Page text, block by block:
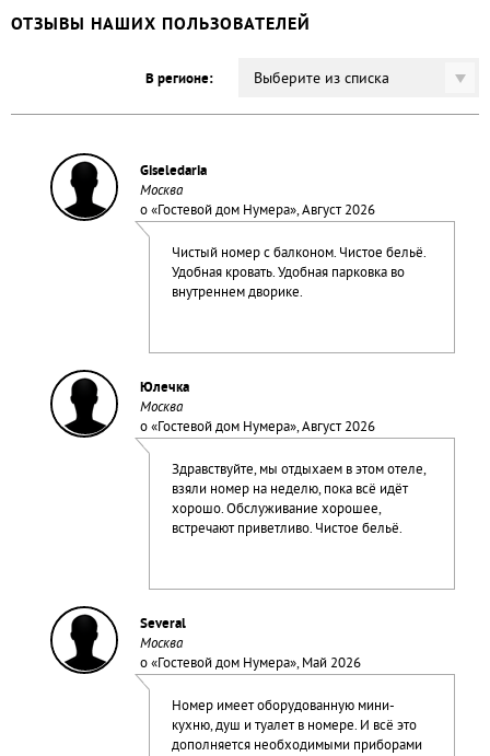
ОТЗЫВЫ НАШИХ ПОЛЬЗОВАТЕЛЕЙ
В регионе: Выберите из списка
Giseledaria
Москва
о «Гостевой дом Нумера», Август 2026
Чистый номер с балконом. Чистое бельё.
Удобная кровать. Удобная парковка во
внутреннем дворике.
Юлечка
Москва
о «Гостевой дом Нумера», Август 2026
Здравствуйте, мы отдыхаем в этом отеле,
взяли номер на неделю, пока всё идёт
хорошо. Обслуживание хорошее,
встречают приветливо. Чистое бельё.
Several
Москва
о «Гостевой дом Нумера», Май 2026
Номер имеет оборудованную мини-
кухню, душ и туалет в номере. И всё это
дополняется необходимыми приборами